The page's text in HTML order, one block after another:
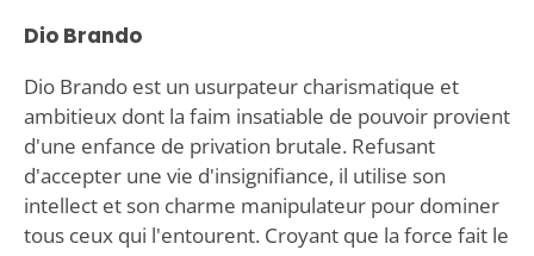
Dio Brando
Dio Brando est un usurpateur charismatique et
ambitieux dont la faim insatiable de pouvoir provient
d'une enfance de privation brutale. Refusant
d'accepter une vie d'insignifiance, il utilise son
intellect et son charme manipulateur pour dominer
tous ceux qui l'entourent. Croyant que la force fait le